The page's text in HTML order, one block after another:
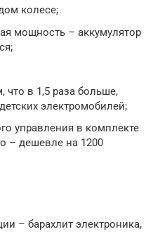
колесе;
мощность – аккумулятор
что в 1,5 раза больше,
электромобилей;
управления в комплекте
– дешевле на 1200
– барахлит электроника,